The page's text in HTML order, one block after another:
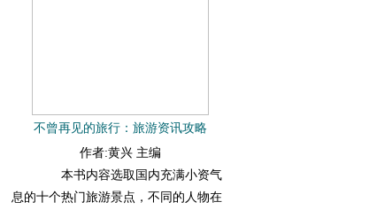
不曾再见的旅行：旅游资讯攻略
作者:黄兴 主编
本书内容选取国内充满小资气
息的十个热门旅游景点，不同的人物在